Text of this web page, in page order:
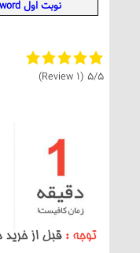
نوبت اول word
5/5
(1 Review)